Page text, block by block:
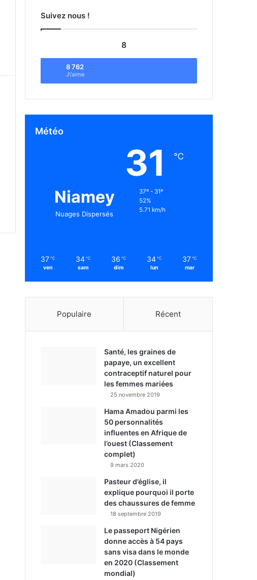
Suivez nous !
8
8 762
J\'aime
Météo
Niamey
Nuages Dispersés
31 ℃
37º - 31º
52%
5.71 km/h
37 ℃
ven
34 ℃
sam
36 ℃
dim
34 ℃
lun
37 ℃
mar
Populaire Récent
Santé, les graines de
papaye, un excellent
contraceptif naturel pour
les femmes mariées
25 novembre 2019
Hama Amadou parmi les
50 personnalités
influentes en Afrique de
l’ouest (Classement
complet)
9 mars 2020
Pasteur d’église, il
explique pourquoi il porte
des chaussures de femme
18 septembre 2019
Le passeport Nigérien
donne accès à 54 pays
sans visa dans le monde
en 2020 (Classement
mondial)